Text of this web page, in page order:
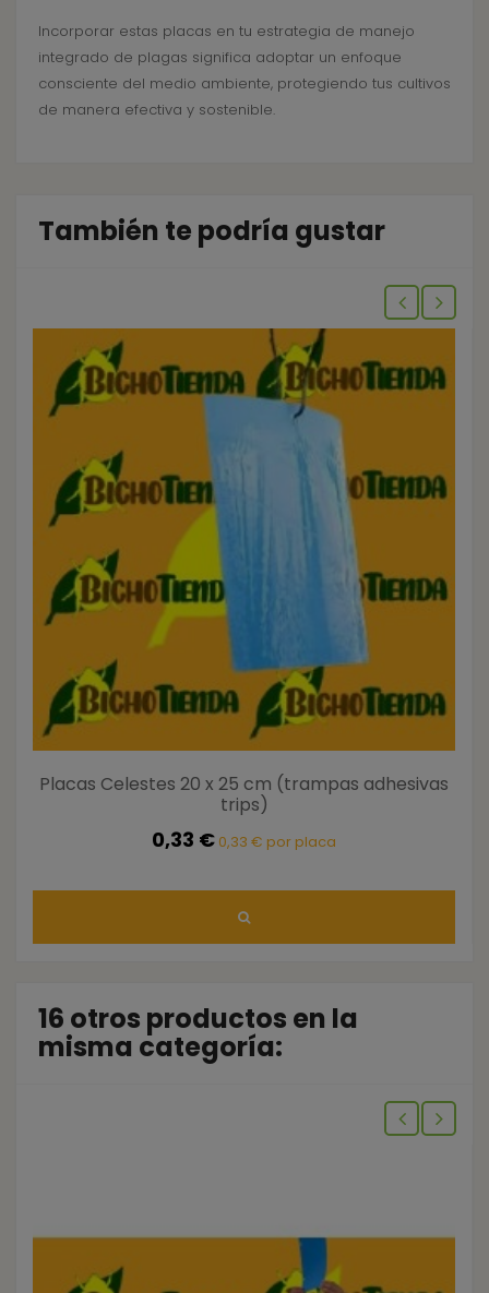
Incorporar estas placas en tu estrategia de manejo
integrado de plagas significa adoptar un enfoque
consciente del medio ambiente, protegiendo tus cultivos
de manera efectiva y sostenible.
También te podría gustar
Placas Celestes 20 x 25 cm (trampas adhesivas
trips)
0,33 € 0,33 € por placa
16 otros productos en la
misma categoría: